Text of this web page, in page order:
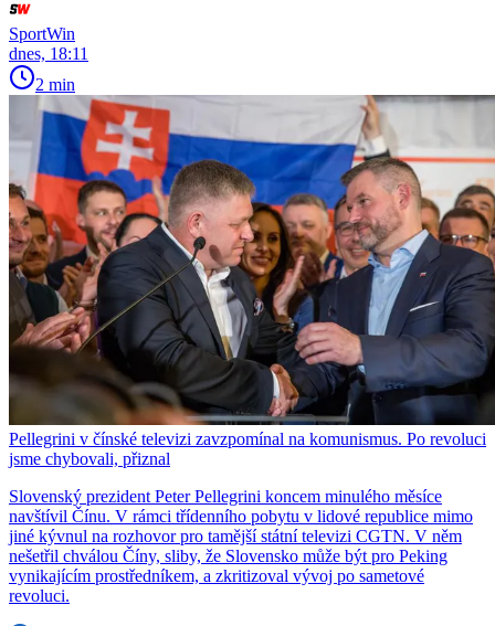
SportWin
dnes, 18:11
2 min
Pellegrini v čínské televizi zavzpomínal na komunismus. Po revoluci
jsme chybovali, přiznal
Slovenský prezident Peter Pellegrini koncem minulého měsíce
navštívil Čínu. V rámci třídenního pobytu v lidové republice mimo
jiné kývnul na rozhovor pro tamější státní televizi CGTN. V něm
nešetřil chválou Číny, sliby, že Slovensko může být pro Peking
vynikajícím prostředníkem, a zkritizoval vývoj po sametové
revoluci.